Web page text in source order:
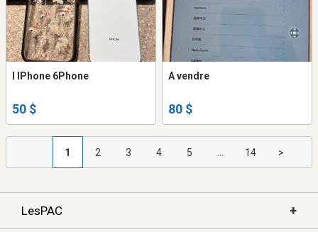
I IPhone 6Phone
50 $
A vendre
80 $
1 2 3 4 5 14 >
LesPAC +